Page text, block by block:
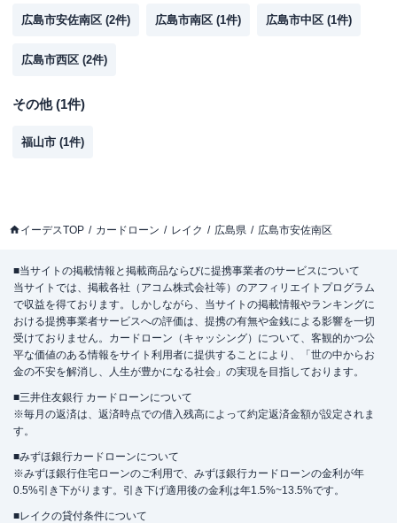
広島市安佐南区 (2件) 広島市南区 (1件) 広島市中区 (1件)
広島市西区 (2件)
その他(1件)
福山市 (1件)
イーデスTOP カードローン レイク 広島県 広島市安佐南区
■当サイトの掲載情報と掲載商品ならびに提携事業者のサービスについて
当サイトでは、掲載各社（アコム株式会社等）のアフィリエイトプログラム
で収益を得ております。しかしながら、当サイトの掲載情報やランキングに
おける提携事業者サービスへの評価は、提携の有無や金銭による影響を一切
受けておりません。カードローン（キャッシング）について、客観的かつ公
平な価値のある情報をサイト利用者に提供することにより、「世の中からお
金の不安を解消し、人生が豊かになる社会」の実現を目指しております。
■三井住友銀行 カードローンについて
※毎月の返済は、返済時点での借入残高によって約定返済金額が設定されま
す。
■みずほ銀行カードローンについて
※みずほ銀行住宅ローンのご利用で、みずほ銀行カードローンの金利が年
0.5%引き下がります。引き下げ適用後の金利は年1.5%~13.5%です。
■レイクの貸付条件について